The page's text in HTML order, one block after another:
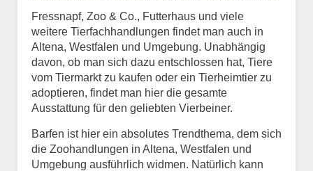
Fressnapf, Zoo & Co., Futterhaus und viele
weitere Tierfachhandlungen findet man auch in
Altena, Westfalen und Umgebung. Unabhängig
davon, ob man sich dazu entschlossen hat, Tiere
vom Tiermarkt zu kaufen oder ein Tierheimtier zu
adoptieren, findet man hier die gesamte
Ausstattung für den geliebten Vierbeiner.
Barfen ist hier ein absolutes Trendthema, dem sich
die Zoohandlungen in Altena, Westfalen und
Umgebung ausführlich widmen. Natürlich kann